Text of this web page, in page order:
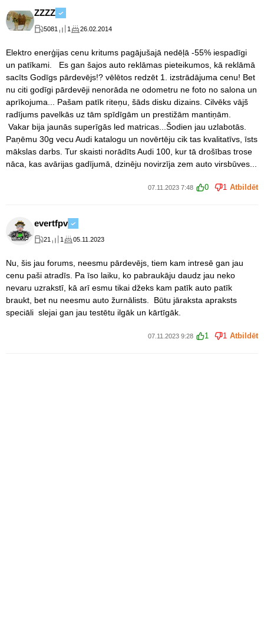
ZZZZ
5081 1 26.02.2014
Elektro enerģijas cenu kritums pagājušajā nedēļā -55% iespadīgi
un patīkami. Es gan šajos auto reklāmas pieteikumos, kā reklāmā
sacīts Godīgs pārdevējs!? vēlētos redzēt 1. izstrādājuma cenu! Bet
nu citi godīgi pārdevēji nenorāda ne odometru ne foto no salona un
aprīkojuma... Pašam patīk riteņu, šāds disku dizains. Cilvēks vājš
radījums pavelkās uz tām spīdīgām un prestižām mantiņām.
Vakar bija jaunās superīgās led matricas...Šodien jau uzlabotās.
Paņēmu 30g vecu Audi katalogu un novērtēju cik tas kvalitatīvs, īsts
mākslas darbs. Tur skaisti norādīts Audi 100, kur tā drošības trose
nāca, kas avārijas gadījumā, dzinēju novirzīja zem auto virsbūves...
07.11.2023 7:48 0 1 Atbildēt
evertfpv
21 1 05.11.2023
Nu, šis jau forums, neesmu pārdevējs, tiem kam intresē gan jau
cenu paši atradīs. Pa īso laiku, ko pabraukāju daudz jau neko
nevaru uzrakstī, kā arī esmu tikai džeks kam patīk auto patīk
braukt, bet nu neesmu auto žurnālists. Būtu jāraksta apraksts
speciāli slejai gan jau testētu ilgāk un kārtīgāk.
07.11.2023 9:28 1 1 Atbildēt